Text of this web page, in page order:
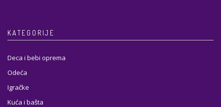
KATEGORIJE
Deca i bebi oprema
Odeća
Igračke
Kuća i bašta